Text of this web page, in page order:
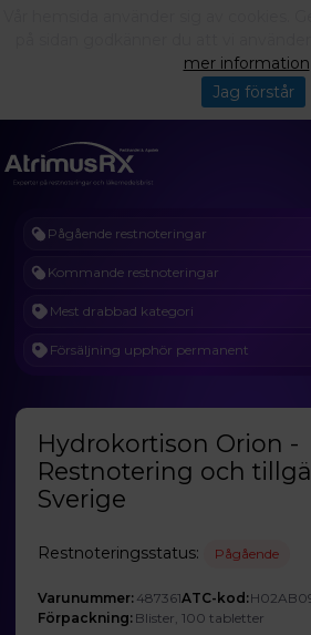
Pågående restnoteringar
Kommande restnoteringar
Mest drabbad kategori
Försäljning upphör permanent
Hydrokortison Orion -
Restnotering och
Sverige
Restnoteringsstatus: Pågående
Varunummer: 487361ATC-kod:
Förpackning: Blister, 100 tabletter
mer information
Jag förstår